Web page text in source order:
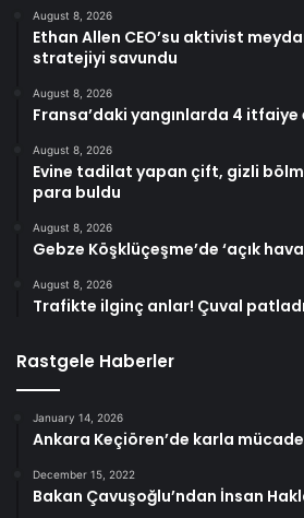
August 8, 2026
Ethan Allen CEO’su aktivist
stratejiyi savundu
August 8, 2026
Fransa’daki yangınlarda 4
August 8, 2026
Evine tadilat yapan çift, gizli
para buldu
August 8, 2026
Gebze Köşklüçeşme’de ‘açık
August 8, 2026
Trafikte ilginç anlar! Çuval
Rastgele Haberler
January 14, 2026
Ankara Keçiören’de karla
December 15, 2022
Bakan Çavuşoğlu’ndan İnsan